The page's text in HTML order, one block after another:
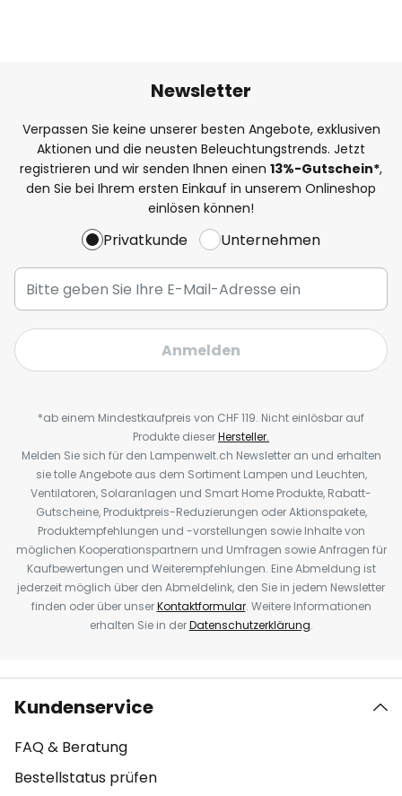
Newsletter
Verpassen Sie keine unserer besten Angebote, exklusiven
Aktionen und die neusten Beleuchtungstrends. Jetzt
registrieren und wir senden Ihnen einen 13%-Gutschein*,
den Sie bei Ihrem ersten Einkauf in unserem Onlineshop
einlösen können!
Privatkunde Unternehmen
Anmelden
*ab einem Mindestkaufpreis von CHF 119. Nicht einlösbar auf
Produkte dieserHersteller.
Melden Sie sich für den Lampenwelt.ch Newsletter an und erhalten
sie tolle Angebote aus dem Sortiment Lampen und Leuchten,
Ventilatoren, Solaranlagen und Smart Home Produkte, Rabatt-
Gutscheine, Produktpreis-Reduzierungen oder Aktionspakete,
Produktempfehlungen und -vorstellungen sowie Inhalte von
möglichen Kooperationspartnern und Umfragen sowie Anfragen für
Kaufbewertungen und Weiterempfehlungen. Eine Abmeldung ist
jederzeit möglich über den Abmeldelink, den Sie in jedem Newsletter
finden oder über unserKontaktformular. Weitere Informationen
erhalten Sie in derDatenschutzerklärung.
Kundenservice
FAQ & Beratung
Bestellstatus prüfen